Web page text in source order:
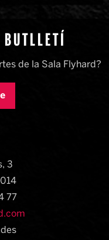
de la Sala Flyhard?
3
77